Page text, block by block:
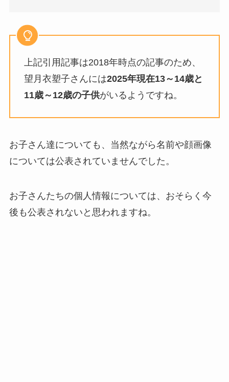
上記引用記事は2018年時点の記事のため、
望月衣塑子さんには2025年現在13～14歳と
11歳～12歳の子供がいるようですね。
お子さん達についても、当然ながら名前や顔画像
については公表されていませんでした。
お子さんたちの個人情報については、おそらく今
後も公表されないと思われますね。